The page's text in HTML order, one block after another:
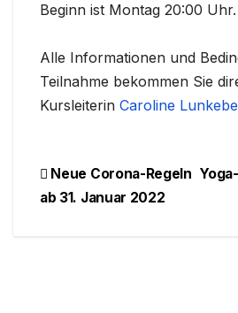
Beginn ist Montag 20:00 Uhr.
Alle Informationen und
Teilnahme bekommen Sie
Kursleiterin Caroline
Neue Corona-Regeln
ab 31. Januar 2022